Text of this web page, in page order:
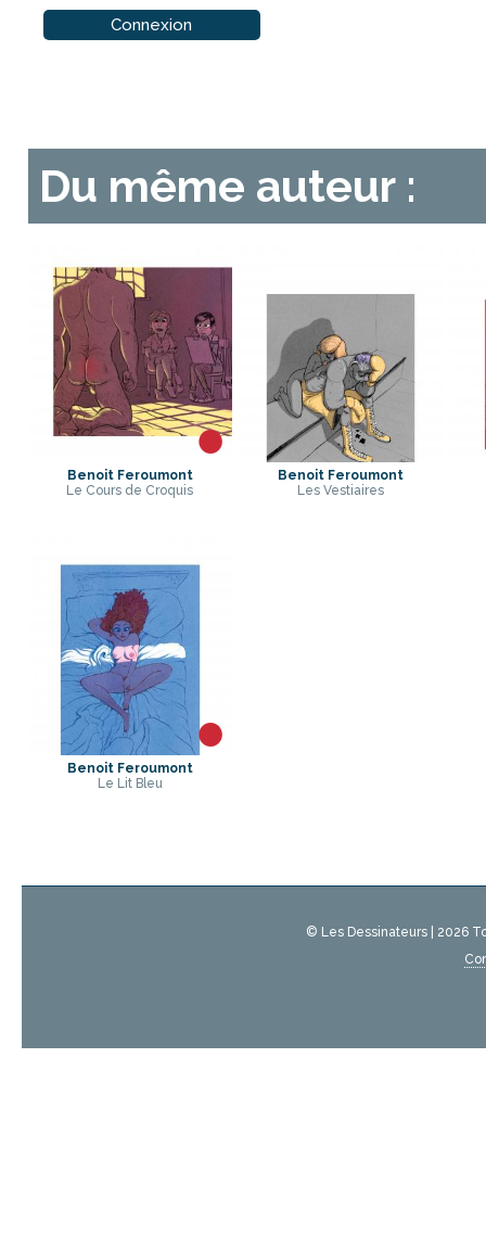
Connexion
Du même auteur :
Benoit Feroumont
Le Cours de Croquis
Benoit Feroumont
Les Vestiaires
Benoit Feroumont
Le Lit Bleu
© Les Dessinateurs | 2026